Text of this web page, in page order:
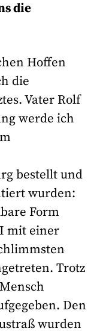
die
Hoffen
die
Vater Rolf
werde ich
bestellt und
wurden:
Form
mit einer
Trotz
Den
wurden